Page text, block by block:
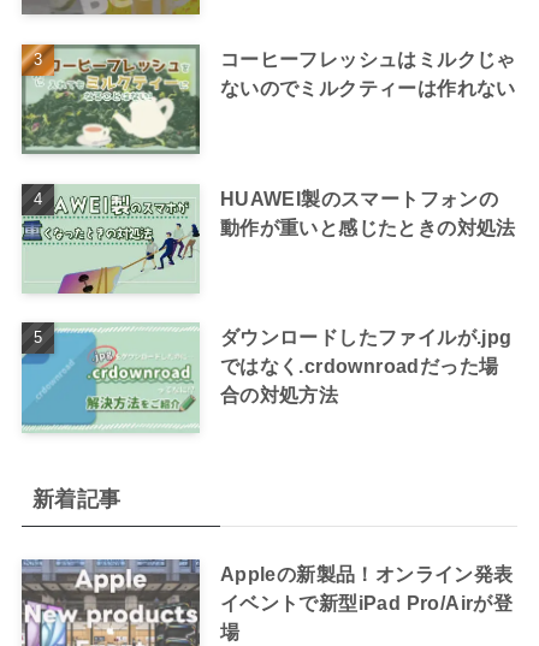
コーヒーフレッシュはミルクじゃ
ないのでミルクティーは作れない
HUAWEI製のスマートフォンの
動作が重いと感じたときの対処法
ダウンロードしたファイルが.jpg
ではなく.crdownroadだった場
合の対処方法
新着記事
Appleの新製品！オンライン発表
イベントで新型iPad Pro/Airが登
場